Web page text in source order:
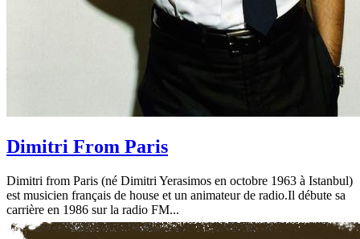
Dimitri From Paris
Dimitri from Paris (né Dimitri Yerasimos en octobre 1963 à Istanbul)
est musicien français de house et un animateur de radio.Il débute sa
carrière en 1986 sur la radio FM...